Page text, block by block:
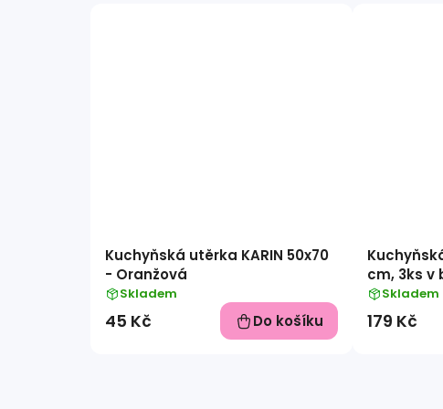
Kuchyňská utěrka KARIN 50x70
- Oranžová
Skladem
45 Kč Do košíku
cm, 3ks v
Skladem
179 Kč